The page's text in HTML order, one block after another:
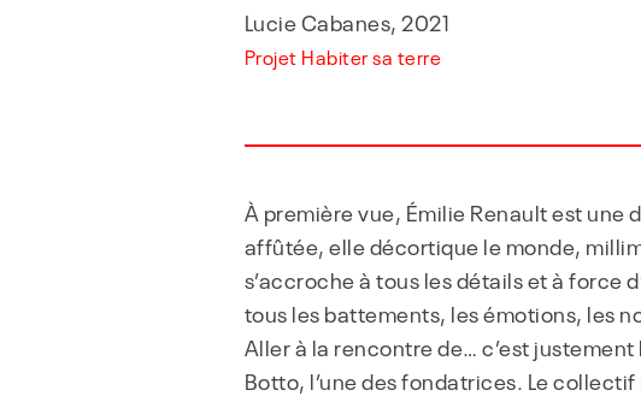
Lucie Cabanes, 2021
Projet Habiter sa terre
À première vue, Émilie Renault est
affûtée, elle décortique le monde,
s’accroche à tous les détails et à force
tous les battements, les émotions, les
Aller à la rencontre de… c’est
Botto, l’une des fondatrices. Le